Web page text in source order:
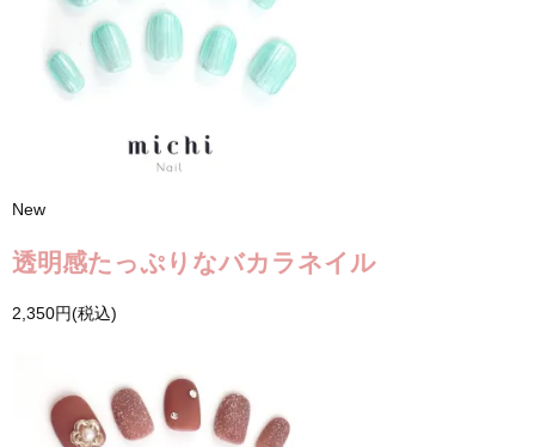
New
透明感たっぷりなバカラネイル
2,350円(税込)